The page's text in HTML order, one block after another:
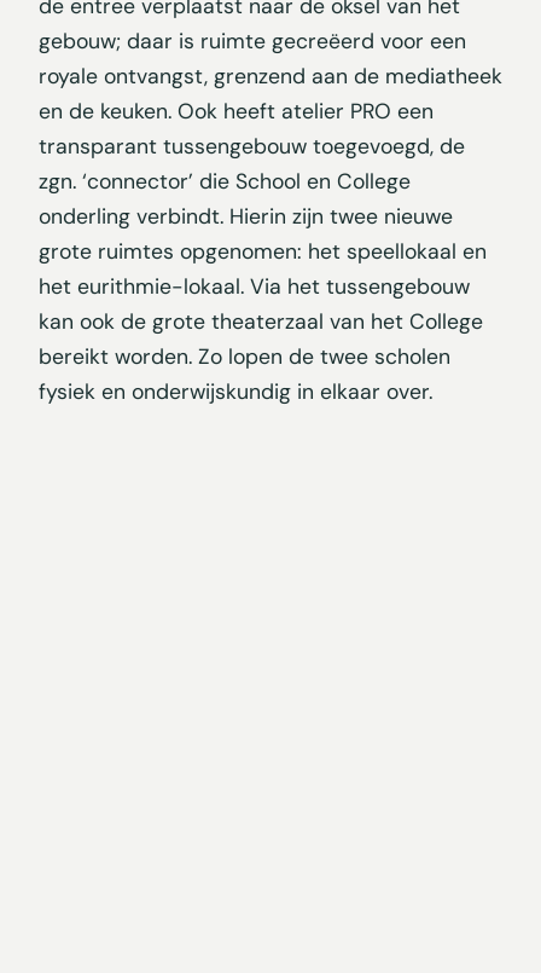
de entree verplaatst naar de oksel van het
gebouw; daar is ruimte gecreëerd voor een
royale ontvangst, grenzend aan de mediatheek
en de keuken. Ook heeft atelier PRO een
transparant tussengebouw toegevoegd, de
zgn. ‘connector’ die School en College
onderling verbindt. Hierin zijn twee nieuwe
grote ruimtes opgenomen: het speellokaal en
het eurithmie-lokaal. Via het tussengebouw
kan ook de grote theaterzaal van het College
bereikt worden. Zo lopen de twee scholen
fysiek en onderwijskundig in elkaar over.